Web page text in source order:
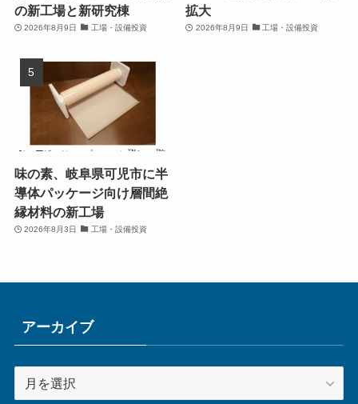
の新工場と新研究棟
2026年8月9日 工場・設備投資
拡大
2026年8月9日 工場・設備投資
味の素、岐阜県可児市に半
導体パッケージ向け層間絶
縁材料の新工場
2026年8月3日 工場・設備投資
アーカイブ
ー